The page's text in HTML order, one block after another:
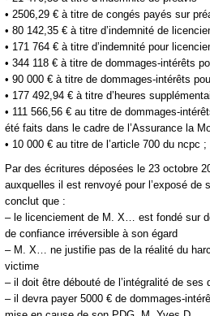
• 2506,29 € à titre de congés payés sur
• 80 142,35 € à titre d’indemnité de
• 171 764 € à titre d’indemnité pour
• 344 118 € à titre de dommages-intérêts
• 90 000 € à titre de dommages-intérêts
• 177 492,94 € à titre d’heures
• 111 566,56 € au titre de dommages-
été faits dans le cadre de l’Assurance la
• 10 000 € au titre de l’article 700 du ncpc ;
Par des écritures déposées le 23 octobre
auxquelles il est renvoyé pour l’exposé
conclut que :
– le licenciement de M. X… est fondé sur
de confiance irréversible à son égard
– M. X… ne justifie pas de la réalité du
victime
– il doit être débouté de l’intégralité de ses
– il devra payer 5000 € de dommages-